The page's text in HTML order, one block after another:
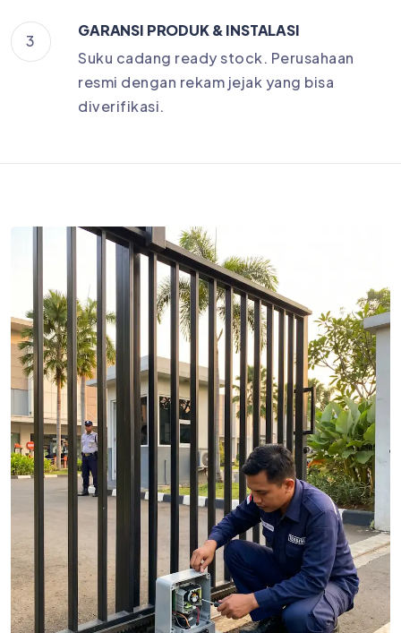
3
GARANSI PRODUK & INSTALASI
Suku cadang ready stock. Perusahaan
resmi dengan rekam jejak yang bisa
diverifikasi.